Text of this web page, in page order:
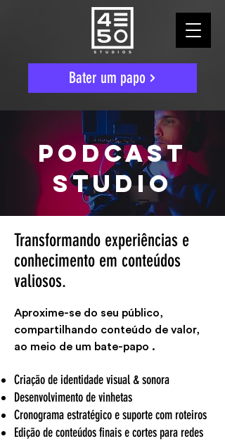
Bater um papo
Podcast
studio
Transformando experiências e
conhecimento em conteúdos
valiosos.
Aproxime-se do seu público,
compartilhando conteúdo de valor,
ao meio de um bate-papo .
Criação de identidade visual & sonora
Desenvolvimento de vinhetas
Cronograma estratégico e suporte com roteiros
Edição de conteúdos finais e cortes para redes